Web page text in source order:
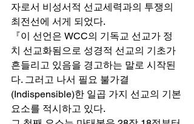
자로서 비성서적 선교세력과의 투쟁의
최전선에 서게 되었다.
『이 선언은 WCC의 기독교 선교가 정
치 선교화됨으로 성경적 선교의 기초가
흔들리고 있음을 경고하는 말로 시작된
다. 그러고 나서 필요 불가결
(Indispensible)한 일곱 가지 선교의 기본
요소를 적시하고 있다.